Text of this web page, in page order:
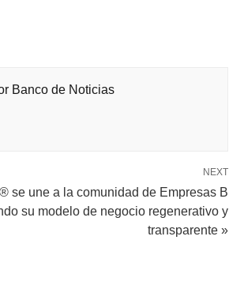
Banco de Noticias
NEXT
se une a la comunidad de Empresas B
su modelo de negocio regenerativo y
transparente »